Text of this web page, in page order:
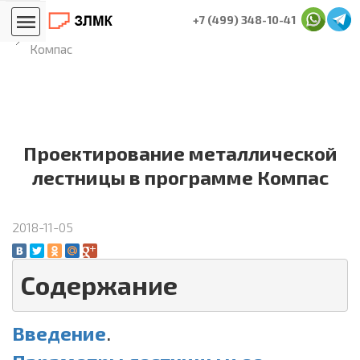
+7 (499) 348-10-41
Главная
Блог лестничников
Проектирование металлической лестницы в программе
Компас
Проектирование металлической
лестницы в программе Компас
2018-11-05
Содержание
Введение.